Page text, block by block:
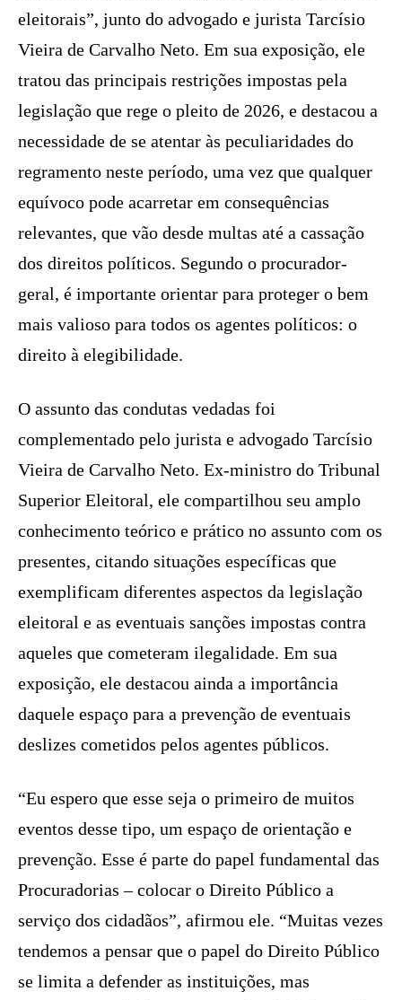
eleitorais”, junto do advogado e jurista Tarcísio
Vieira de Carvalho Neto. Em sua exposição, ele
tratou das principais restrições impostas pela
legislação que rege o pleito de 2026, e destacou a
necessidade de se atentar às peculiaridades do
regramento neste período, uma vez que qualquer
equívoco pode acarretar em consequências
relevantes, que vão desde multas até a cassação
dos direitos políticos. Segundo o procurador-
geral, é importante orientar para proteger o bem
mais valioso para todos os agentes políticos: o
direito à elegibilidade.
O assunto das condutas vedadas foi
complementado pelo jurista e advogado Tarcísio
Vieira de Carvalho Neto. Ex-ministro do Tribunal
Superior Eleitoral, ele compartilhou seu amplo
conhecimento teórico e prático no assunto com os
presentes, citando situações específicas que
exemplificam diferentes aspectos da legislação
eleitoral e as eventuais sanções impostas contra
aqueles que cometeram ilegalidade. Em sua
exposição, ele destacou ainda a importância
daquele espaço para a prevenção de eventuais
deslizes cometidos pelos agentes públicos.
“Eu espero que esse seja o primeiro de muitos
eventos desse tipo, um espaço de orientação e
prevenção. Esse é parte do papel fundamental das
Procuradorias – colocar o Direito Público a
serviço dos cidadãos”, afirmou ele. “Muitas vezes
tendemos a pensar que o papel do Direito Público
se limita a defender as instituições, mas